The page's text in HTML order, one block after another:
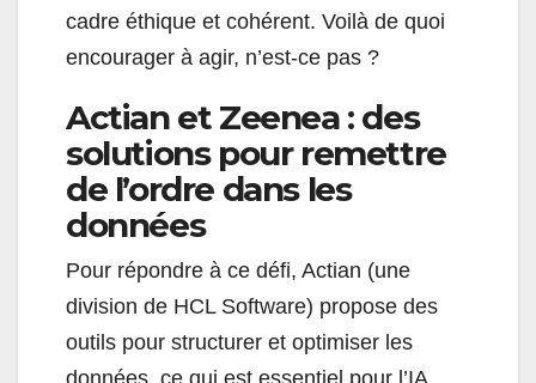
cadre éthique et cohérent. Voilà de quoi
encourager à agir, n’est-ce pas ?
Actian et Zeenea : des
solutions pour remettre
de l’ordre dans les
données
Pour répondre à ce défi, Actian (une
division de HCL Software) propose des
outils pour structurer et optimiser les